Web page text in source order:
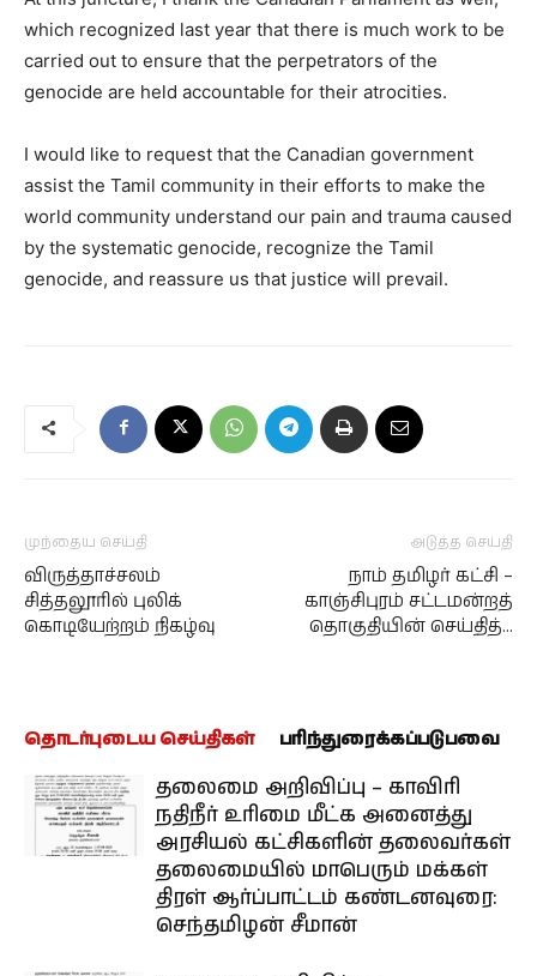
which recognized last year that there is much work to be
carried out to ensure that the perpetrators of the
genocide are held accountable for their atrocities.
I would like to request that the Canadian government
assist the Tamil community in their efforts to make the
world community understand our pain and trauma caused
by the systematic genocide, recognize the Tamil
genocide, and reassure us that justice will prevail.
முந்தைய செய்தி
விருத்தாச்சலம்
சித்தலூரில் புலிக்
கொடியேற்றம் நிகழ்வு
அடுத்த செய்தி
நாம் தமிழர் கட்சி –
காஞ்சிபுரம் சட்டமன்றத்
தொகுதியின் செய்தித்…
தொடர்புடைய செய்திகள் பரிந்துரைக்கப்படுபவை
தலைமை அறிவிப்பு – காவிரி
நதிநீர் உரிமை மீட்க அனைத்து
அரசியல் கட்சிகளின் தலைவர்கள்
தலைமையில் மாபெரும் மக்கள்
திரள் ஆர்ப்பாட்டம் கண்டனவுரை:
செந்தமிழன் சீமான்